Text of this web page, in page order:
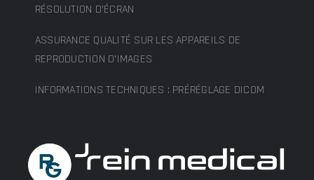
RÉSOLUTION D’ÉCRAN
ASSURANCE QUALITÉ SUR LES APPAREILS DE
REPRODUCTION D’IMAGES
INFORMATIONS TECHNIQUES : PRÉRÉGLAGE DICOM